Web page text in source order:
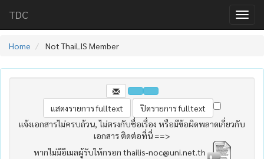
TDC
Home Not ThaiLIS Member
แจ้งเอกสารไม่ครบถ้วน, ไม่ตรงกับชื่อเรื่อง หรือมีข้อผิดพลาดเกี่ยวกับ
เอกสาร ติดต่อที่นี่ ==>
หากไม่มีอีเมลผู้รับให้กรอก thailis-noc@uni.net.th